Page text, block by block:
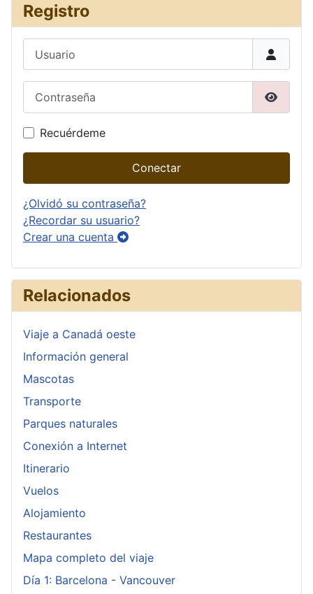
Registro
Recuérdeme
Conectar
¿Olvidó su contraseña?
¿Recordar su usuario?
Crear una cuenta
Relacionados
Viaje a Canadá oeste
Información general
Mascotas
Transporte
Parques naturales
Conexión a Internet
Itinerario
Vuelos
Alojamiento
Restaurantes
Mapa completo del viaje
Día 1: Barcelona - Vancouver